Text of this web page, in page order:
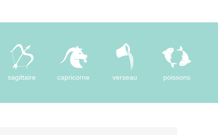
sagittaire capricorne verseau poissons